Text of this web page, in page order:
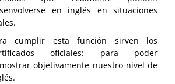
en inglés en situaciones
cumplir esta función sirven los
oficiales: para poder
objetivamente nuestro nivel de